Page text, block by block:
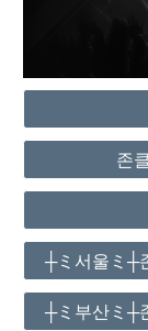
존
┼ミ서울ミ┼
┼ミ부산ミ┼